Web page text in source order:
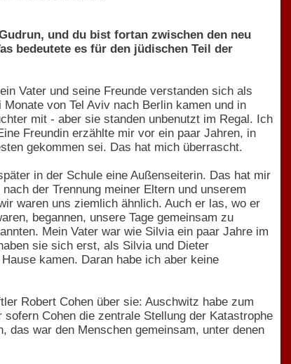
und du bist fortan zwischen den neu
bedeutete es für den jüdischen Teil der
Vater und seine Freunde verstanden sich als
von Tel Aviv nach Berlin kamen und in
mit - aber sie standen unbenutzt im Regal. Ich
Freundin erzählte mir vor ein paar Jahren, in
gekommen sei. Das hat mich überrascht.
in der Schule eine Außenseiterin. Das hat mir
der Trennung meiner Eltern und unserem
waren uns ziemlich ähnlich. Auch er las, wo er
begannen, unsere Tage gemeinsam zu
Mein Vater war wie Silvia ein paar Jahre im
sie sich erst, als Silvia und Dieter
kamen. Daran habe ich aber keine
Robert Cohen über sie: Auschwitz habe zum
Cohen die zentrale Stellung der Katastrophe
das war den Menschen gemeinsam, unter denen